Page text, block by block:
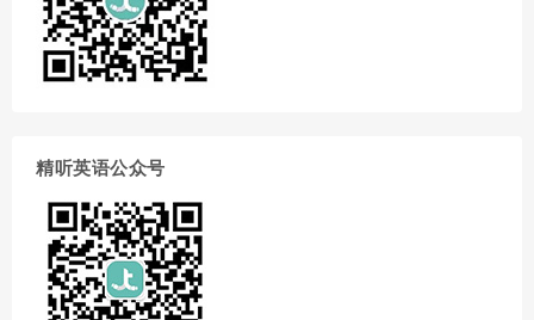
精听英语公众号